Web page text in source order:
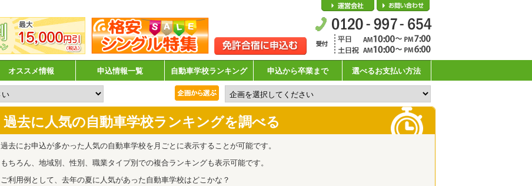
会社概要
オススメ情報 申込情報一覧 自動車学校ランキング 申込から卒業まで 選べるお支払い方法
過去に人気の自動車学校ランキングを調べる
過去にお申込が多かった人気の自動車学校を月ごとに表示することが可能です。
もちろん、地域別、性別、職業タイプ別での複合ランキングも表示可能です。
ご利用例として、去年の夏に人気があった自動車学校はどこかな？